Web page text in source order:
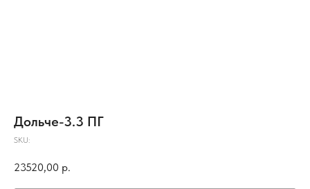
Дольче-3.3 ПГ
SKU:
23520,00 р.